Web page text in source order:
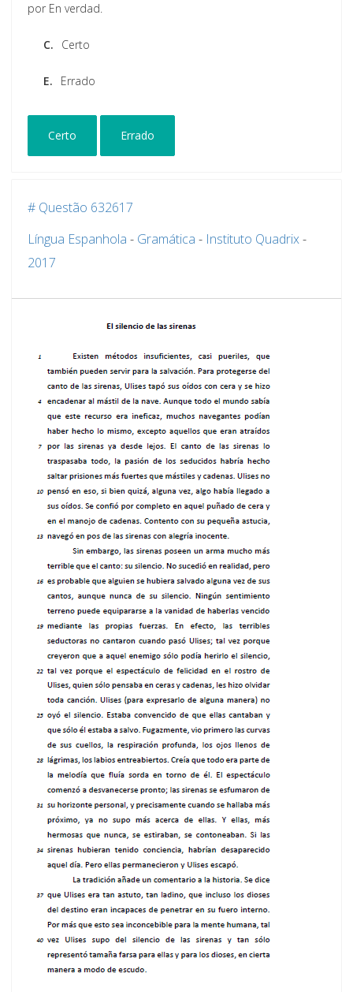
por En verdad.
C. Certo
E. Errado
Certo Errado
# Questão 632617
Língua Espanhola - Gramática - Instituto Quadrix-
2017